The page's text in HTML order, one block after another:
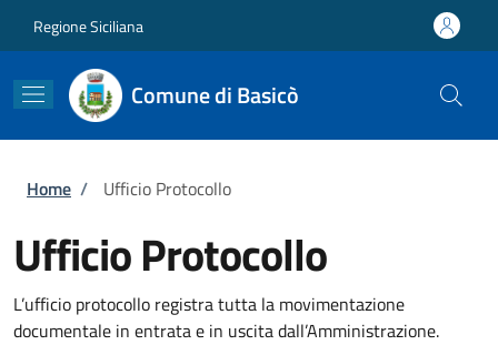
Regione Siciliana
Comune di Basicò
Briciole di pane
Home / Ufficio Protocollo
Ufficio Protocollo
L’ufficio protocollo registra tutta la movimentazione
documentale in entrata e in uscita dall’Amministrazione.